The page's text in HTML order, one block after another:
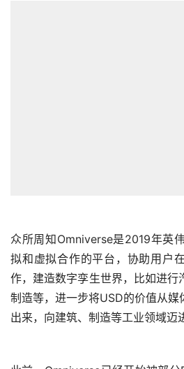
制造等，进一步将USD的价值从
出来，向建筑、制造等工业领域迈
此前，Omniverse已经开始被部分